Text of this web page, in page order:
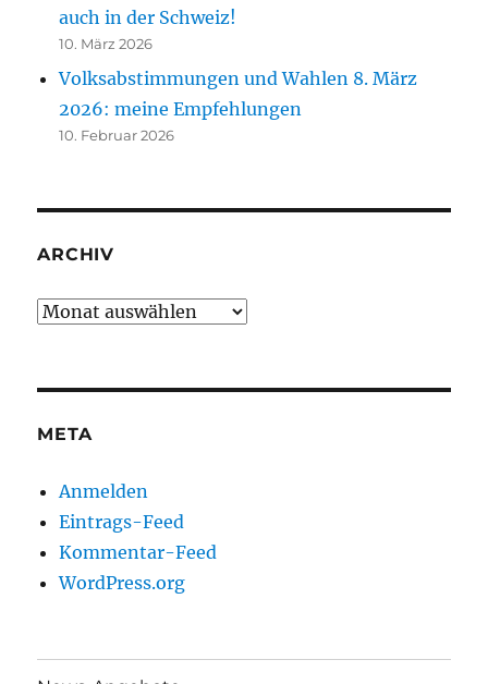
auch in der Schweiz!
10. März 2026
Volksabstimmungen und Wahlen 8. März
2026: meine Empfehlungen
10. Februar 2026
ARCHIV
Archiv
META
Anmelden
Eintrags-Feed
Kommentar-Feed
WordPress.org